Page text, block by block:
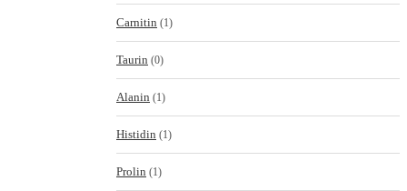
Carnitin (1)
Taurin (0)
Alanin (1)
Histidin (1)
Prolin (1)